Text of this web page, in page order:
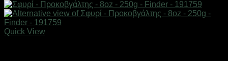
Quick View